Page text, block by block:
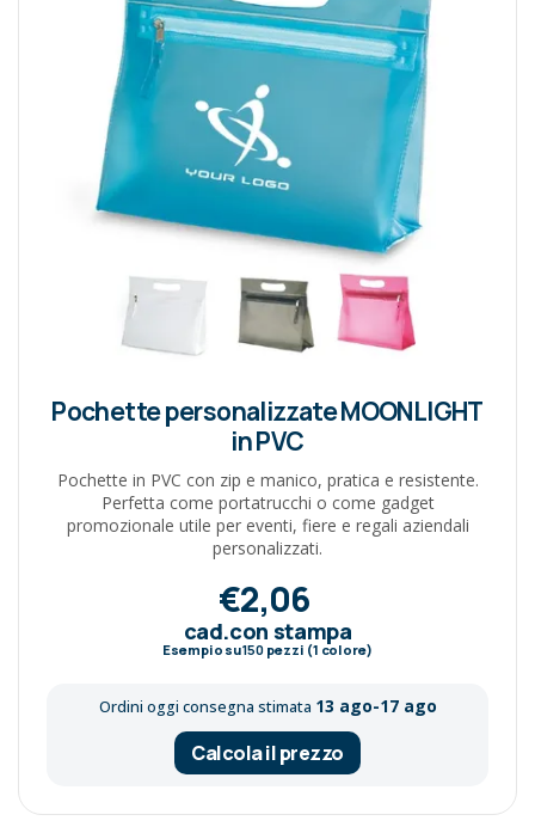
Pochette personalizzate MOONLIGHT
in PVC
Pochette in PVC con zip e manico, pratica e resistente.
Perfetta come portatrucchi o come gadget
promozionale utile per eventi, fiere e regali aziendali
personalizzati.
€2,06
cad.con stampa
Esempio su150pezzi (1 colore)
Ordini oggi consegna stimata 13 ago-17 ago
Calcola il prezzo